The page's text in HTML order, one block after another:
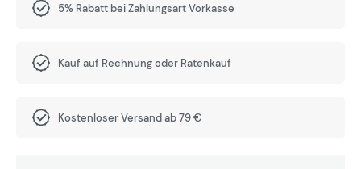
5% Rabatt bei Zahlungsart Vorkasse
Kauf auf Rechnung oder Ratenkauf
Kostenloser Versand ab 79 €